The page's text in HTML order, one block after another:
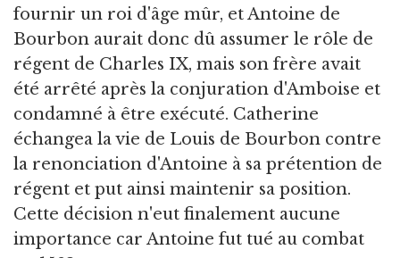
fournir un roi d'âge mûr, et Antoine de
Bourbon aurait donc dû assumer le rôle de
régent de Charles IX, mais son frère avait
été arrêté après la conjuration d'Amboise et
condamné à être exécuté. Catherine
échangea la vie de Louis de Bourbon contre
la renonciation d'Antoine à sa prétention de
régent et put ainsi maintenir sa position.
Cette décision n'eut finalement aucune
importance car Antoine fut tué au combat